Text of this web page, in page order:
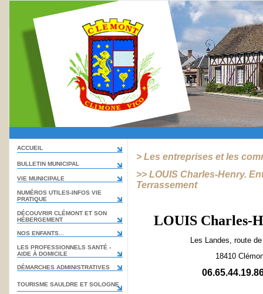
ACCUEIL
BULLETIN MUNICIPAL
VIE MUNICIPALE
NUMÉROS UTILES-INFOS VIE
PRATIQUE
DÉCOUVRIR CLÉMONT ET SON
HÉBERGEMENT
NOS ENFANTS...
LES PROFESSIONNELS SANTÉ -
AIDE À DOMICILE
DÉMARCHES ADMINISTRATIVES
TOURISME SAULDRE ET SOLOGNE
> Les entreprises et les
>> LOUIS Charles-Henry.
Terrassement
LOUIS Charles-
Les Landes, route
18410